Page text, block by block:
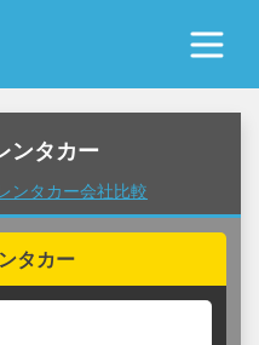
ンタカー
ンタカー会社比較
タカー